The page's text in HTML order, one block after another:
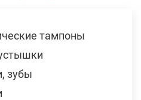
тампоны
зубы